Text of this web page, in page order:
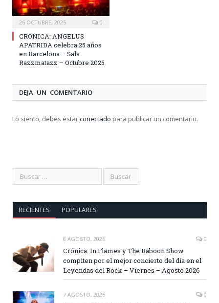
26 OCTUBRE, 2025 0
CRÓNICA: ANGELUS
APATRIDA celebra 25 años
en Barcelona – Sala
Razzmatazz – Octubre 2025
DEJA UN COMENTARIO
Lo siento, debes estarconectado para publicar un comentario.
RECIENTES POPULARES
8 AGOSTO, 2026 0
Crónica: In Flames y The Baboon Show
compiten por el mejor concierto del día en el
Leyendas del Rock – Viernes – Agosto 2026
7 AGOSTO, 2026 0